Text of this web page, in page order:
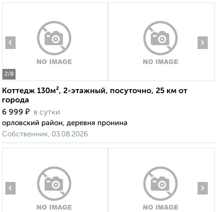
2/8
‹ ›
Коттедж 130м², 2-этажный, посуточно, 25 км от
города
6 999 ₽ в сутки
орловский район, деревня пронина
Собственник, 03.08.2026
‹ ›